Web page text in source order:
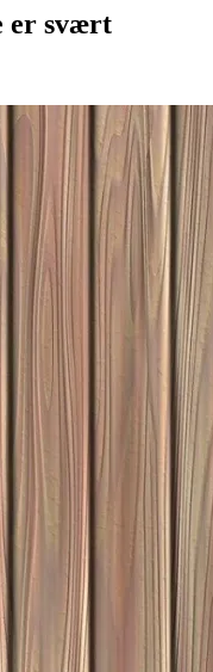
er svært